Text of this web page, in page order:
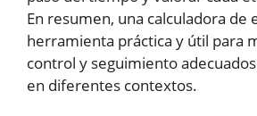
En resumen, una calculadora de
herramienta práctica y útil para
control y seguimiento
en diferentes contextos.